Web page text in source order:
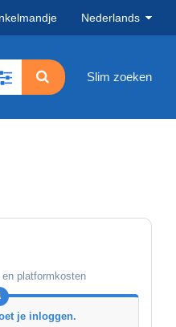
Nederlands
Slim zoeken
platformkosten
je inloggen.